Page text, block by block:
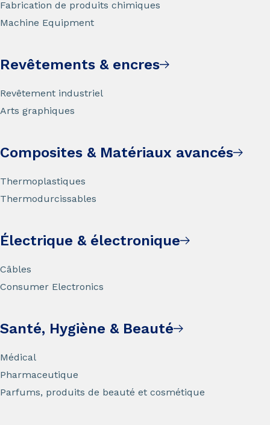
Fabrication de produits chimiques
Machine Equipment
Revêtements & encres
Revêtement industriel
Arts graphiques
Composites & Matériaux avancés
Thermoplastiques
Thermodurcissables
Électrique & électronique
Câbles
Consumer Electronics
Santé, Hygiène & Beauté
Médical
Pharmaceutique
Parfums, produits de beauté et cosmétique